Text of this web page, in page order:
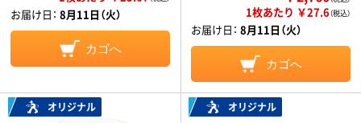
お届け日： 8月11日（火）
カゴへ
1枚あたり ￥27.6（税込）
お届け日： 8月11日（火）
カゴへ
オリジナル オリジナル